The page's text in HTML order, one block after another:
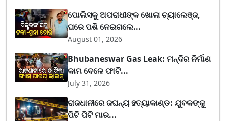
ପୋଲିସକୁ ଅପରାଧୀଙ୍କ ଖୋଲା ଚ୍ୟାଲେଞ୍ଜ,
ଘରେ ପଶି ନେଇଗଲେ...
August 01, 2026
Bhubaneswar Gas Leak: ମନ୍ଦିର ନିର୍ମାଣ
କାମ ବେଳେ ଫାଟି...
July 31, 2026
ରାଜଧାନୀରେ ଜଘନ୍ୟ ହତ୍ୟାକାଣ୍ଡ: ଯୁବକଙ୍କୁ
ପିଟି ପିଟି ମାର...